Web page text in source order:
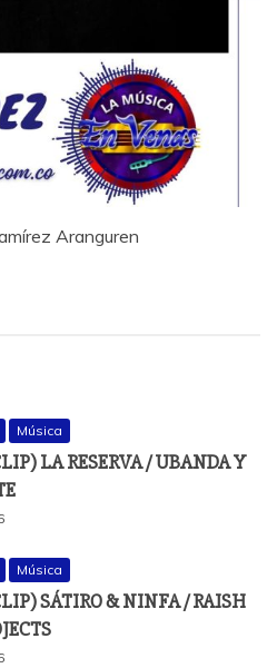
Aranguren
Música
LA RESERVA / UBANDA Y
Música
SÁTIRO & NINFA / RAISH